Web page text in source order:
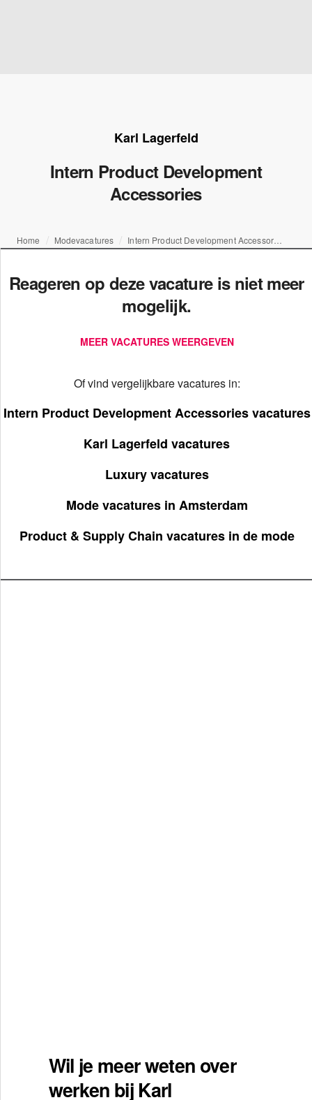
Karl Lagerfeld
Intern Product Development
Accessories
Home Modevacatures Intern Product Development Accessories
Reageren op deze vacature is niet meer
mogelijk.
MEER VACATURES WEERGEVEN
Of vind vergelijkbare vacatures in:
Intern Product Development Accessories vacatures
Karl Lagerfeld vacatures
Luxury vacatures
Mode vacatures in Amsterdam
Product & Supply Chain vacatures in de mode
Wil je meer weten over
werken bij Karl